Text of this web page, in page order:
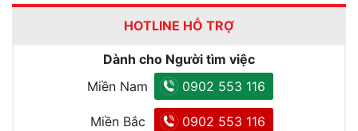
HOTLINE HỖ TRỢ
Dành cho Người tìm việc
Miền Nam
0902 553 116
Miền Bắc 0902 553 116